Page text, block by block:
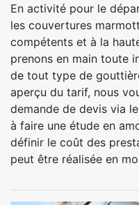
En activité pour le
les couvertures
compétents et à la
prenons en main toute
de tout type de
aperçu du tarif, nous
demande de devis via
à faire une étude en
définir le coût des
peut être réalisée en